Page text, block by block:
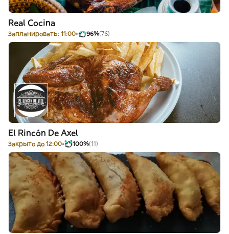
Real Cocina
Запланировать: 11:00 96%(76)
El Rincón De Axel
Закрыто до 12:00 100%(11)